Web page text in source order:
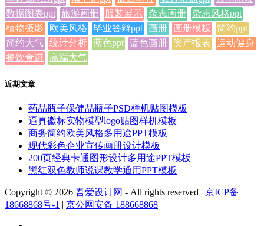
数据图表ppt 旅游画册 服装展示 杂志画册
杂志风格ppt
植物摄影
欧美风格 毕业答辩ppt 画册 画册模板
简约ppt
简约大气 统计分析 蓝色ppt 蓝色画册 资产报表
运动健身
餐饮食谱
高端大气
近期文章
药品瓶子保健品瓶子PSD样机贴图模板
逼真徽标实物模型logo贴图样机模板
商务简约欧美风格多用途PPT模板
现代彩色企业宣传画册设计模板
200页经典卡通图形设计多用途PPT模板
黑红双色教师说课教学通用PPT模板
Copyright © 2026 吾爱设计网 - All rights reserved | 京ICP备
18668868号-1 | 京公网安备 188668868